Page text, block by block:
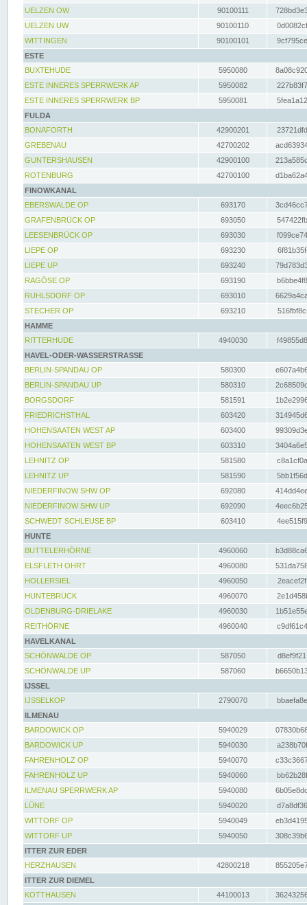
UELZEN OW
90100111
UELZEN UW
90100110
WITTINGEN
90100101
ESTE
BUXTEHUDE
5950080
ESTE INNERES SPERRWERK AP
5950082
ESTE INNERES SPERRWERK BP
5950081
FULDA
BONAFORTH
42900201
GREBENAU
42700202
GUNTERSHAUSEN
42900100
ROTENBURG
42700100
FINOWKANAL
EBERSWALDE OP
693170
GRAFENBRÜCK OP
693050
LEESENBRÜCK OP
693030
LIEPE OP
693230
LIEPE UP
693240
RAGÖSE OP
693190
RUHLSDORF OP
693010
STECHER OP
693210
HAMME
RITTERHUDE
4940030
HAVEL-ODER-WASSERSTRASSE
BERLIN-SPANDAU OP
580300
BERLIN-SPANDAU UP
580310
BORGSDORF
581591
FRIEDRICHSTHAL
603420
HOHENSAATEN WEST AP
603400
HOHENSAATEN WEST BP
603310
LEHNITZ OP
581580
LEHNITZ UP
581590
NIEDERFINOW SHW OP
692080
NIEDERFINOW SHW UP
692090
SCHWEDT SCHLEUSE BP
603410
HUNTE
BUTTELERHÖRNE
4960060
ELSFLETH OHRT
4960080
HOLLERSIEL
4960050
HUNTEBRÜCK
4960070
OLDENBURG-DRIELAKE
4960030
REITHÖRNE
4960040
HAVELKANAL
SCHÖNWALDE OP
587050
SCHÖNWALDE UP
587060
IJSSEL
IJSSELKOP
2790070
ILMENAU
BARDOWICK OP
5940029
BARDOWICK UP
5940030
FAHRENHOLZ OP
5940070
FAHRENHOLZ UP
5940060
ILMENAU SPERRWERK AP
5940080
LÜNE
5940020
WITTORF OP
5940049
WITTORF UP
5940050
ITTER ZUR EDER
HERZHAUSEN
42800218
ITTER ZUR DIEMEL
KOTTHAUSEN
44100013